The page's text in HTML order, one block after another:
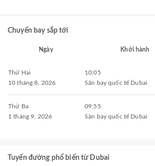
Chuyến bay sắp tới
Ngày Khởi hành
Thứ Hai
10 tháng 8, 2026
10:05
Sân bay quốc tế Dubai
Thứ Ba
1 tháng 9, 2026
09:55
Sân bay quốc tế Dubai
Tuyến đường phổ biến từ Dubai